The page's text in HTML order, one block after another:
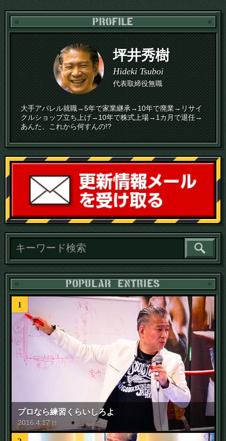
坪井秀樹
Hideki Tsuboi
代表取締役無職
大手アパレル就職→5年で家業継承→10年で廃業→リサイ
クルショップ立ち上げ→10年で株式上場→1カ月で退任→
あんた、これから何すんの!?
読
1
プロなら練習くらいしろよ
2016.4.17 日